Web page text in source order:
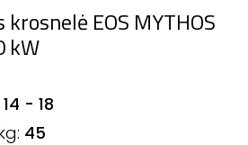
EOS MYTHOS
kW
14 - 18
45